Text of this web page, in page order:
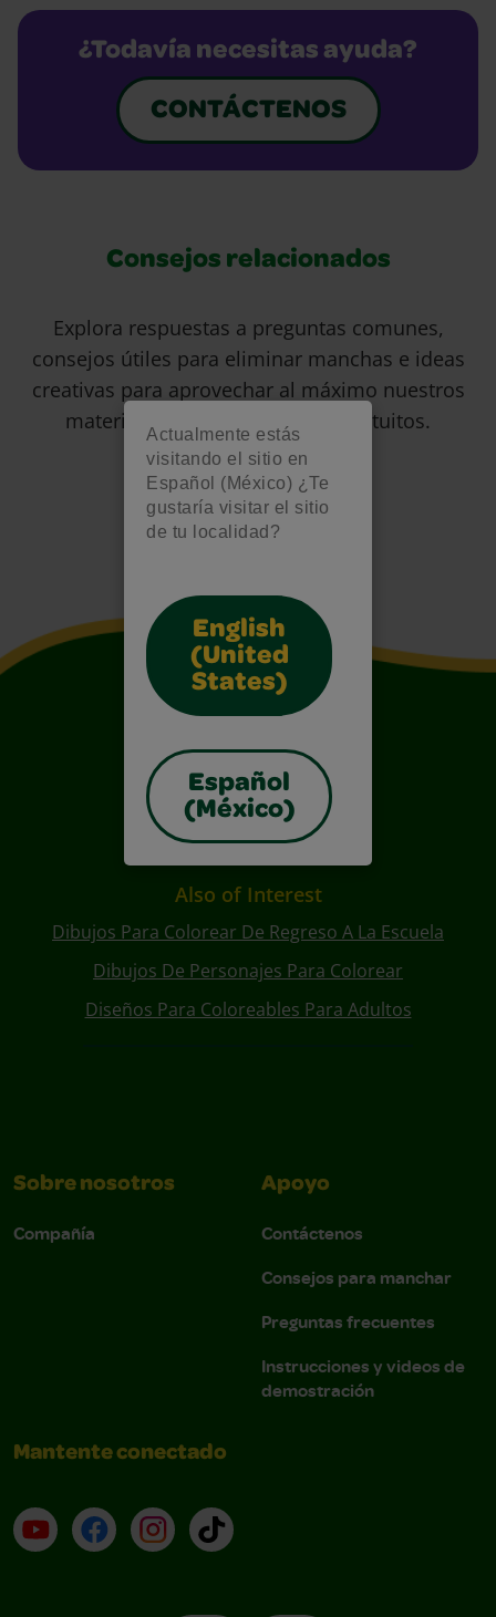
Actualmente estás
visitando el sitio en
Español (México) ¿Te
gustaría visitar el sitio
de tu localidad?
English
(United
States)
Español
(México)
¿Todavía necesitas ayuda?
CONTÁCTENOS
Consejos relacionados
Explora respuestas a preguntas comunes,
consejos útiles para eliminar manchas e ideas
creativas para aprovechar al máximo nuestros
materiales de arte y recursos gratuitos.
Also of Interest
Dibujos Para Colorear De Regreso A La Escuela
Dibujos De Personajes Para Colorear
Diseños Para Coloreables Para Adultos
Sobre nosotros
Compañía
Apoyo
Contáctenos
Consejos para manchar
Preguntas frecuentes
Instrucciones y videos de
demostración
Mantente conectado
YouTube (en inglés)
Facebook (en inglés)
Instagram (en inglés)
TikTok